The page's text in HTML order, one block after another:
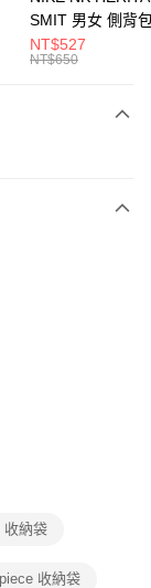
AFTEE先享後付」
可透過四大超商／
。
為準，若有關於
「AFTEE先享後付
home
付」服務完成之交
SMIT 男女 側背
BA5871010
NT$527
NT$650
收納袋
收納袋